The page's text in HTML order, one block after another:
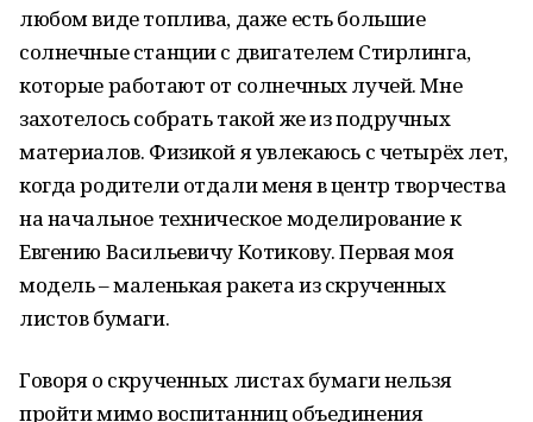
любом виде топлива, даже есть большие
солнечные станции с двигателем Стирлинга,
которые работают от солнечных лучей. Мне
захотелось собрать такой же из подручных
материалов. Физикой я увлекаюсь с четырёх лет,
когда родители отдали меня в центр творчества
на начальное техническое моделирование к
Евгению Васильевичу Котикову. Первая моя
модель – маленькая ракета из скрученных
листов бумаги.
Говоря о скрученных листах бумаги нельзя
пройти мимо воспитанниц объединения